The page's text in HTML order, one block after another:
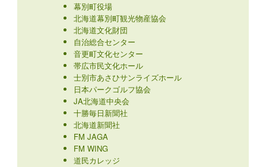
幕別町役場
北海道幕別町観光物産協会
北海道文化財団
自治総合センター
音更町文化センター
帯広市民文化ホール
士別市あさひサンライズホール
日本パークゴルフ協会
JA北海道中央会
十勝毎日新聞社
北海道新聞社
FM JAGA
FM WING
道民カレッジ